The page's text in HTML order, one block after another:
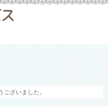
ございました。